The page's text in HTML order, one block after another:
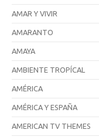
AMAR Y VIVIR
AMARANTO
AMAYA
AMBIENTE TROPÍCAL
AMÉRICA
AMÉRICA Y ESPAÑA
AMERICAN TV THEMES